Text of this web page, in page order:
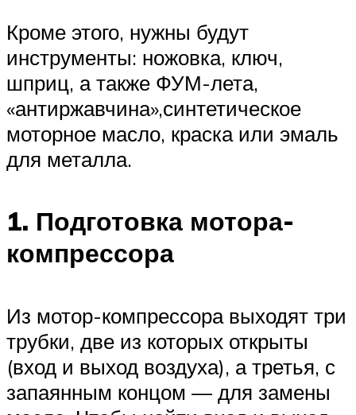
Кроме этого, нужны будут
инструменты: ножовка, ключ,
шприц, а также ФУМ-лета,
«антиржавчина»,синтетическое
моторное масло, краска или эмаль
для металла.
1. Подготовка мотора-
компрессора
Из мотор-компрессора выходят три
трубки, две из которых открыты
(вход и выход воздуха), а третья, с
запаянным концом — для замены